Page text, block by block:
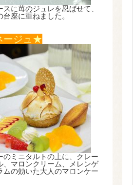
に苺のジュレを忍ばせて、
座に重ねました。
ージュ★
のミニタルトの上に、クレー
、マロンクリーム、メレンゲ
ムの効いた大人のマロンケー